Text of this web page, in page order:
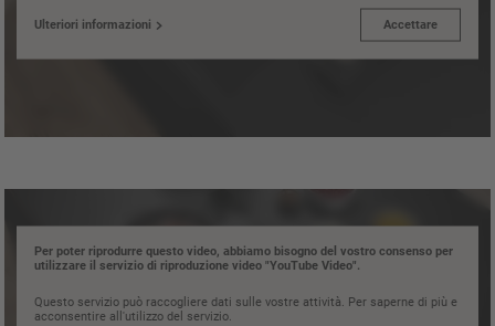
Ulteriori informazioni Accettare
Per poter riprodurre questo video, abbiamo bisogno del vostro consenso per
utilizzare il servizio di riproduzione video "YouTube Video".
Questo servizio può raccogliere dati sulle vostre attività. Per saperne di più e
acconsentire all'utilizzo del servizio.